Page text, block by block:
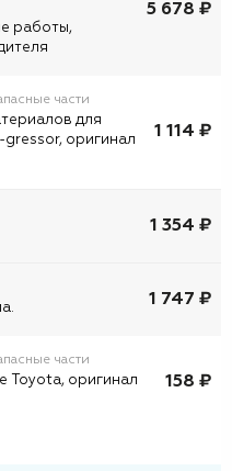
работы,
5 678 ₽
части
для
оригинал
1 114 ₽
1 354 ₽
1 747 ₽
части
Toyota, оригинал 158 ₽